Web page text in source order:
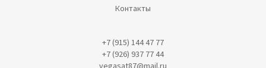
Контакты
+7 (915) 144 47 77
+7 (926) 937 77 44
vegasat87@mail.ru